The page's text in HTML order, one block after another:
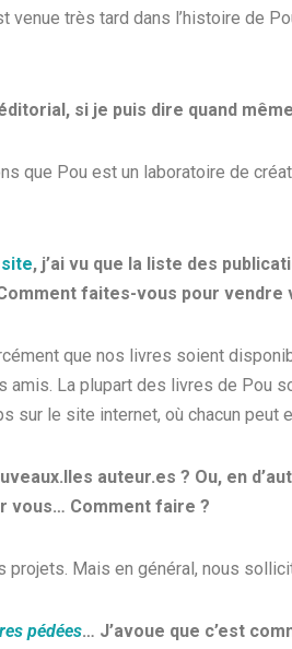
très tard dans l’histoire de
si je puis dire quand
que Pou est un laboratoire de
, j’ai vu que la liste des
faites-vous pour vendre
que nos livres soient
amis. La plupart des livres de Pou
sur le site internet, où chacun peut
auteur.es ? Ou, en
vous… Comment faire ?
projets. Mais en général, nous
pédées… J’avoue que c’est